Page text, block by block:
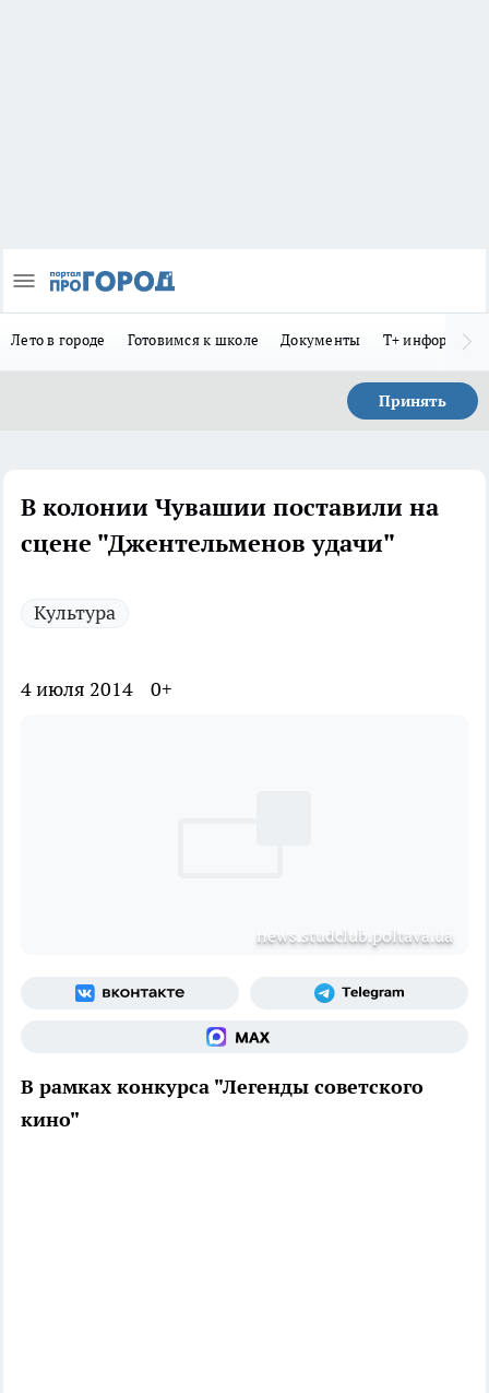
Лето в городе Готовимся к школе Документы Т+
Принять
В колонии Чувашии поставили на
сцене "Джентельменов удачи"
Культура
4 июля 2014 0+
news.studclub.poltava.ua
В рамках конкурса "Легенды советского
кино"